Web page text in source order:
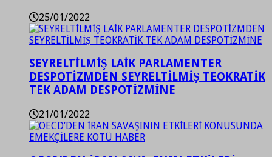
25/01/2022
SEYRELTİLMİŞ LAİK PARLAMENTER
DESPOTİZMDEN SEYRELTİLMİŞ TEOKRATİK
TEK ADAM DESPOTİZMİNE
21/01/2022